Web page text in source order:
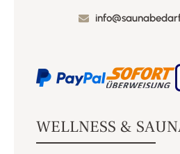
WELLNESS &